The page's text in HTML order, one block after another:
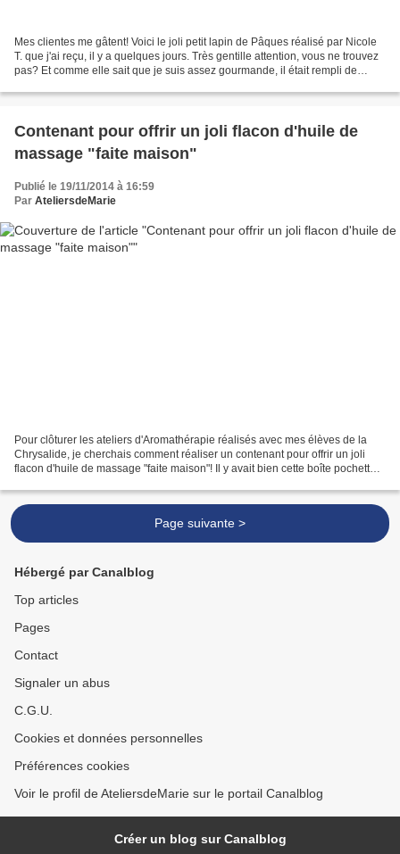
Mes clientes me gâtent! Voici le joli petit lapin de Pâques réalisé par Nicole
T. que j'ai reçu, il y a quelques jours. Très gentille attention, vous ne trouvez
pas? Et comme elle sait que je suis assez gourmande, il était rempli de
Contenant pour offrir un joli flacon d'huile de
massage "faite maison"
Publié le 19/11/2014 à 16:59
Par AteliersdeMarie
Pour clôturer les ateliers d'Aromathérapie réalisés avec mes élèves de la
Chrysalide, je cherchais comment réaliser un contenant pour offrir un joli
flacon d'huile de massage "faite maison"! Il y avait bien cette boîte pochette
Page suivante >
Hébergé par Canalblog
Top articles
Pages
Contact
Signaler un abus
C.G.U.
Cookies et données personnelles
Préférences cookies
Voir le profil de AteliersdeMarie sur le portail Canalblog
Créer un blog sur Canalblog